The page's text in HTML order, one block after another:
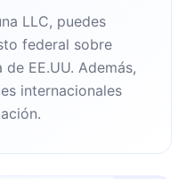
LLC, puedes
federal sobre
EE.UU. Además,
internacionales